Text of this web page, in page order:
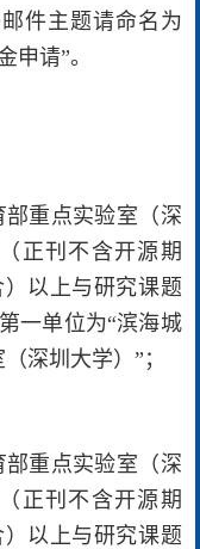
件主题请命名为
申请”。
重点实验室（深
正刊不含开源期
以上与研究课题
一单位为“滨海城
深圳大学）”；
重点实验室（深
正刊不含开源期
以上与研究课题